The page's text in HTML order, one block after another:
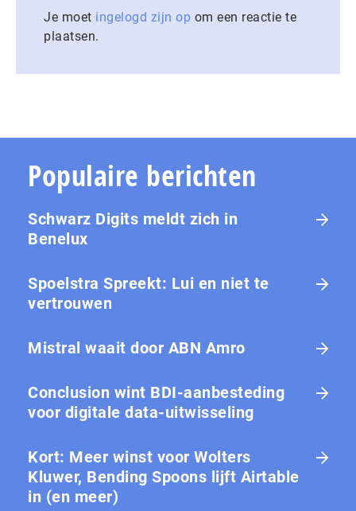
Je moet ingelogd zijn op om een reactie te
plaatsen.
Populaire berichten
Schwarz Digits meldt zich in
Benelux
Spoelstra Spreekt: Lui en niet te
vertrouwen
Mistral waait door ABN Amro
Conclusion wint BDI-aanbesteding
voor digitale data-uitwisseling
Kort: Meer winst voor Wolters
Kluwer, Bending Spoons lijft Airtable
in (en meer)